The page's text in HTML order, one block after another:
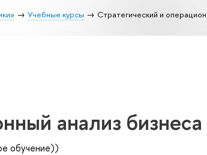
Учебные курсы Стратегический и
анализ бизнеса
обучение))